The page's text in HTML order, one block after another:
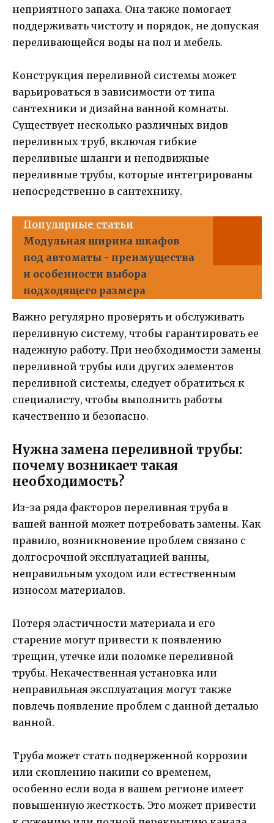
неприятного запаха. Она также помогает
поддерживать чистоту и порядок, не допуская
переливающейся воды на пол и мебель.
Конструкция переливной системы может
варьироваться в зависимости от типа
сантехники и дизайна ванной комнаты.
Существует несколько различных видов
переливных труб, включая гибкие
переливные шланги и неподвижные
переливные трубы, которые интегрированы
непосредственно в сантехнику.
Популярные статьи
Модульная ширина шкафов
под автоматы - преимущества
и особенности выбора
подходящего размера
Важно регулярно проверять и обслуживать
переливную систему, чтобы гарантировать ее
надежную работу. При необходимости замены
переливной трубы или других элементов
переливной системы, следует обратиться к
специалисту, чтобы выполнить работы
качественно и безопасно.
Нужна замена переливной трубы:
почему возникает такая
необходимость?
Из-за ряда факторов переливная труба в
вашей ванной может потребовать замены. Как
правило, возникновение проблем связано с
долгосрочной эксплуатацией ванны,
неправильным уходом или естественным
износом материалов.
Потеря эластичности материала и его
старение могут привести к появлению
трещин, утечке или поломке переливной
трубы. Некачественная установка или
неправильная эксплуатация могут также
повлечь появление проблем с данной деталью
ванной.
Труба может стать подверженной коррозии
или скоплению накипи со временем,
особенно если вода в вашем регионе имеет
повышенную жесткость. Это может привести